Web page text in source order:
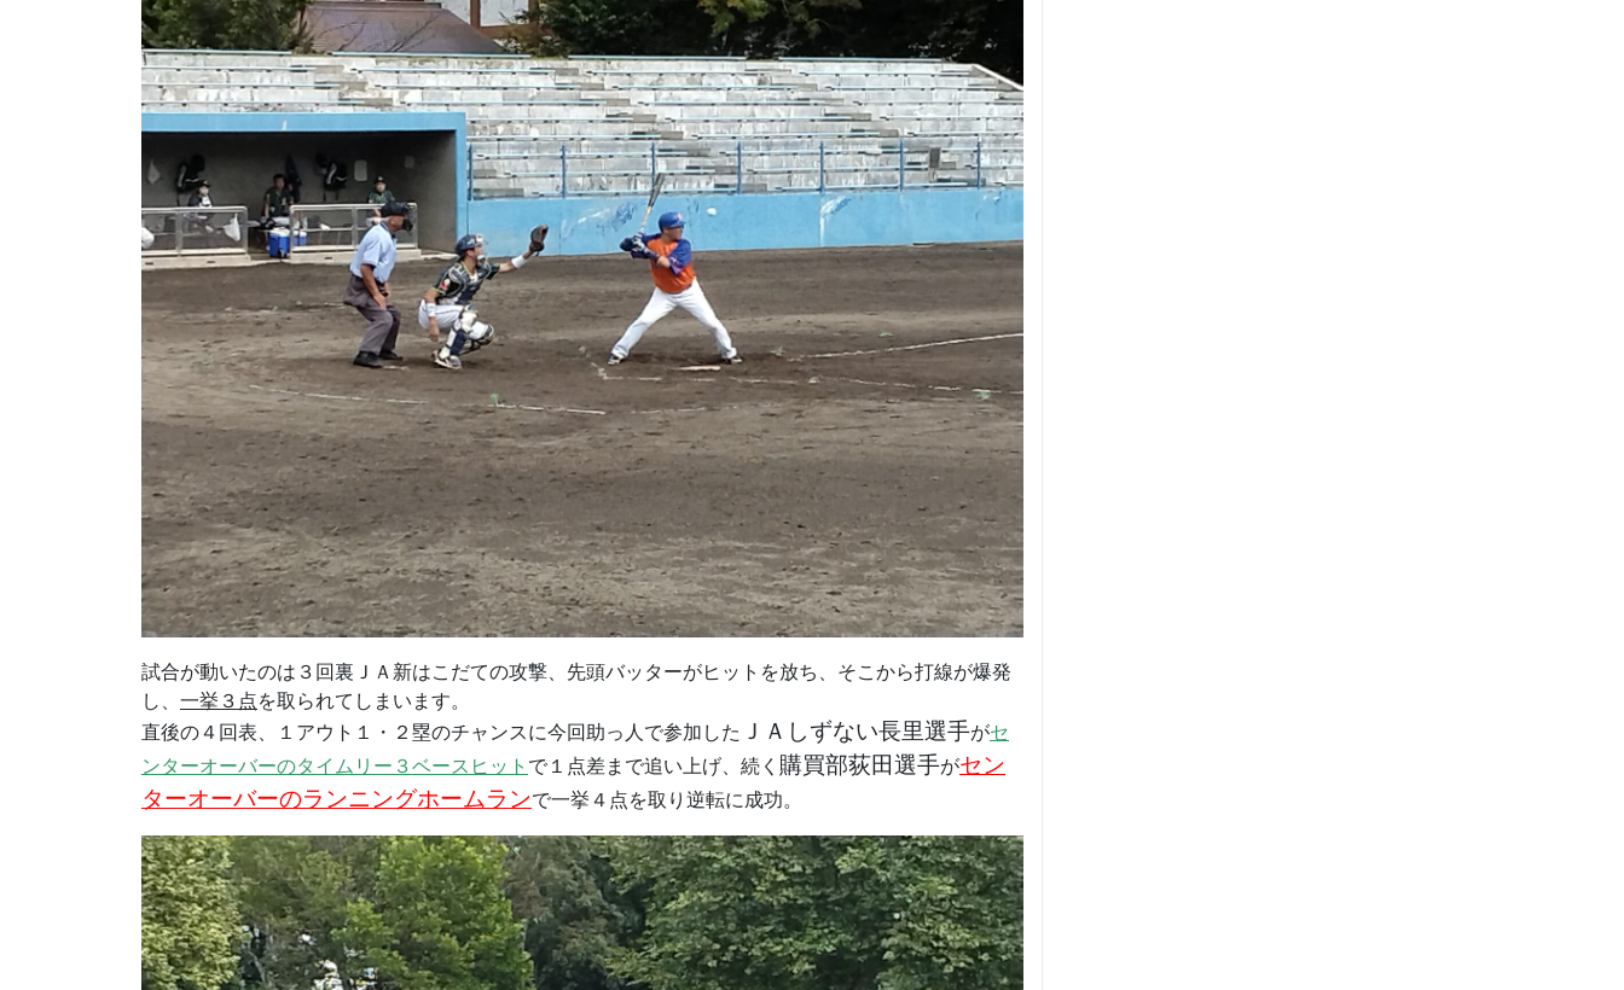
試合が動いたのは３回裏ＪＡ新はこだての攻撃、先頭バッターがヒットを放ち、そこから打線が爆発
し、 一挙３点を取られてしまいます。
直後の４回表、１アウト１・２塁のチャンスに今回助っ人で参加した ＪＡしずない長里選手がセ
ンターオーバーのタイムリー３ベースヒット で１点差まで追い上げ、続く 購買部荻田選手がセン
ターオーバーのランニングホームランで一挙４点を取り逆転に成功。